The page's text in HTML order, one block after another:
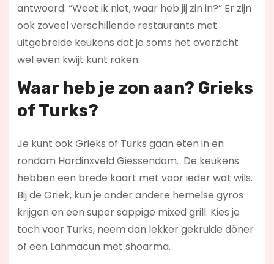
antwoord: “Weet ik niet, waar heb jij zin in?” Er zijn
ook zoveel verschillende restaurants met
uitgebreide keukens dat je soms het overzicht
wel even kwijt kunt raken.
Waar heb je zon aan? Grieks
of Turks?
Je kunt ook Grieks of Turks gaan eten in en
rondom Hardinxveld Giessendam. De keukens
hebben een brede kaart met voor ieder wat wils.
Bij de Griek, kun je onder andere hemelse gyros
krijgen en een super sappige mixed grill. Kies je
toch voor Turks, neem dan lekker gekruide döner
of een Lahmacun met shoarma.